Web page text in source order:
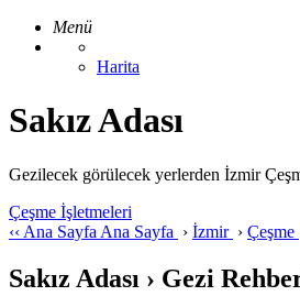
Menü
Harita
Sakız Adası
Gezilecek görülecek yerlerden İzmir
Çeşme İşletmeleri
‹‹ Ana Sayfa Ana Sayfa › İzmir › Çeşme
Sakız Adası › Gezi